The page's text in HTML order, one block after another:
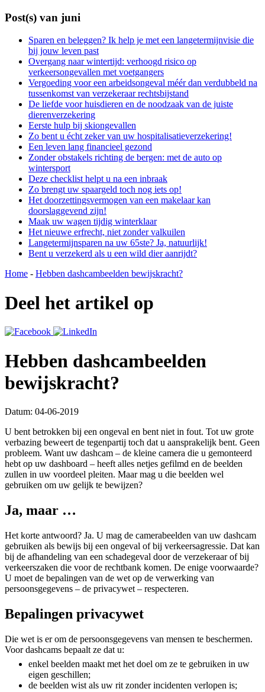
Post(s) van juni
Sparen en beleggen? Ik help je met een langetermijnvisie die
bij jouw leven past
Overgang naar wintertijd: verhoogd risico op
verkeersongevallen met voetgangers
Vergoeding voor een arbeidsongeval méér dan verdubbeld na
tussenkomst van verzekeraar rechtsbijstand
De liefde voor huisdieren en de noodzaak van de juiste
dierenverzekering
Eerste hulp bij skiongevallen
Zo bent u écht zeker van uw hospitalisatieverzekering!
Een leven lang financieel gezond
Zonder obstakels richting de bergen: met de auto op
wintersport
Deze checklist helpt u na een inbraak
Zo brengt uw spaargeld toch nog iets op!
Het doorzettingsvermogen van een makelaar kan
doorslaggevend zijn!
Maak uw wagen tijdig winterklaar
Het nieuwe erfrecht, niet zonder valkuilen
Langetermijnsparen na uw 65ste? Ja, natuurlijk!
Bent u verzekerd als u een wild dier aanrijdt?
Home - Hebben dashcambeelden bewijskracht?
Deel het artikel op
Hebben dashcambeelden
bewijskracht?
Datum: 04-06-2019
U bent betrokken bij een ongeval en bent niet in fout. Tot uw grote
verbazing beweert de tegenpartij toch dat u aansprakelijk bent. Geen
probleem. Want uw dashcam – de kleine camera die u gemonteerd
hebt op uw dashboard – heeft alles netjes gefilmd en de beelden
zullen in uw voordeel pleiten. Maar mag u die beelden wel
gebruiken om uw gelijk te bewijzen?
Ja, maar …
Het korte antwoord? Ja. U mag de camerabeelden van uw dashcam
gebruiken als bewijs bij een ongeval of bij verkeersagressie. Dat kan
bij de afhandeling van een schadegeval door de verzekeraar of bij
verkeerszaken die voor de rechtbank komen. De enige voorwaarde?
U moet de bepalingen van de wet op de verwerking van
persoonsgegevens – de privacywet – respecteren.
Bepalingen privacywet
Die wet is er om de persoonsgegevens van mensen te beschermen.
Voor dashcams bepaalt ze dat u:
enkel beelden maakt met het doel om ze te gebruiken in uw
eigen geschillen;
de beelden wist als uw rit zonder incidenten verlopen is;